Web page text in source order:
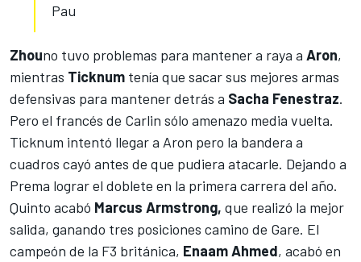
Pau
Zhouno tuvo problemas para mantener a raya a Aron,
mientras Ticknum tenía que sacar sus mejores armas
defensivas para mantener detrás a Sacha Fenestraz.
Pero el francés de Carlin sólo amenazo media vuelta.
Ticknum intentó llegar a Aron pero la bandera a
cuadros cayó antes de que pudiera atacarle. Dejando a
Prema lograr el doblete en la primera carrera del año.
Quinto acabó Marcus Armstrong, que realizó la mejor
salida, ganando tres posiciones camino de Gare. El
campeón de la F3 británica, Enaam Ahmed, acabó en